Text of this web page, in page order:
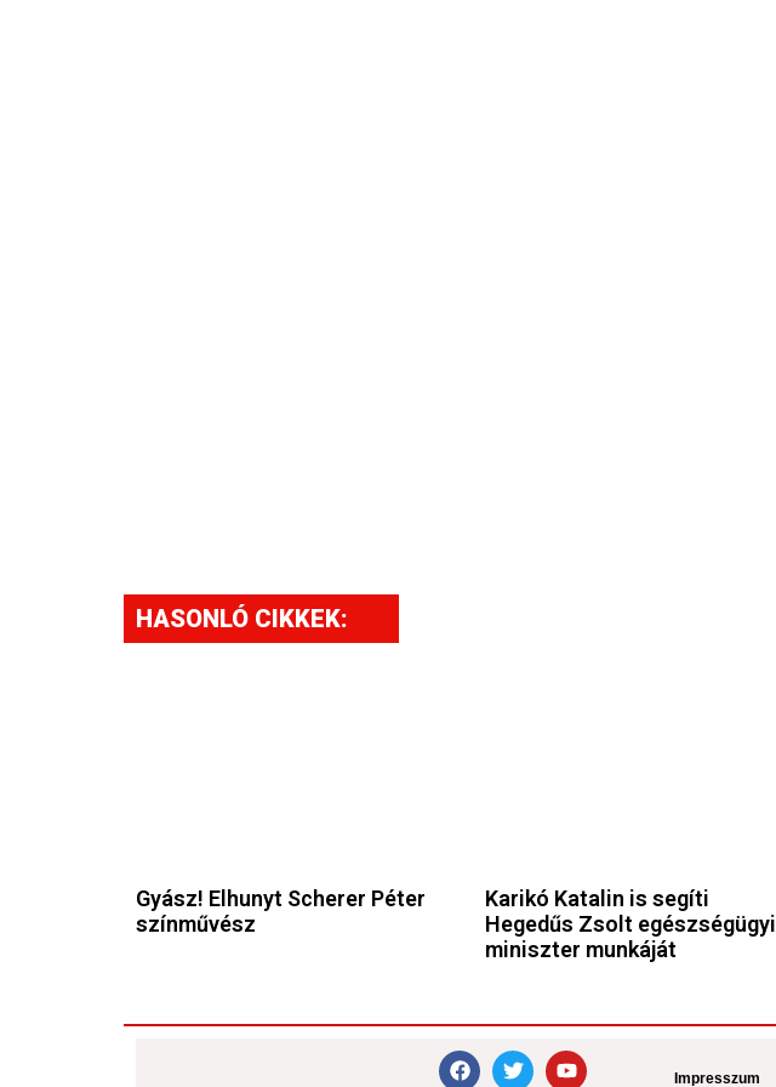
HASONLÓ CIKKEK:
Gyász! Elhunyt Scherer Péter
színművész
Karikó Katalin is segíti
Hegedűs Zsolt egészségügyi
miniszter munkáját
Impresszum